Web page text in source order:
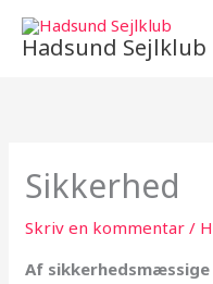
Hadsund Sejlklub
Sikkerhed
Skriv en kommentar /
Af